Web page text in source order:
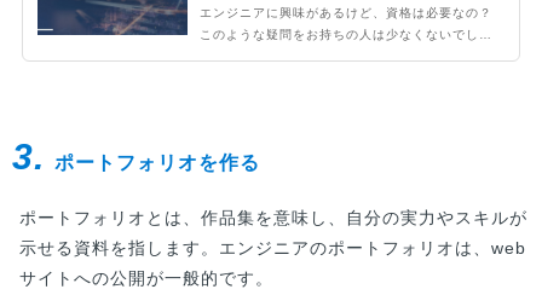
エンジニアに興味があるけど、資格は必要なの？
このような疑問をお持ちの人は少なくないでしょ
3. ポートフォリオを作る
ポートフォリオとは、作品集を意味し、自分の実力やスキルが
示せる資料を指します。エンジニアのポートフォリオは、web
サイトへの公開が一般的です。